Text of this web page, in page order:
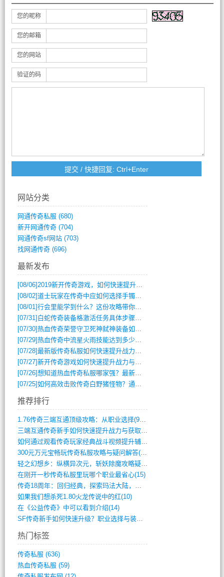
您的昵称
您的邮箱
您的网站
验证的码
网站分类
网通传奇私服 (680)
新开网通传奇(704)
网通传奇sf网站(703)
找网通传奇(696)
最新发布
[08/06]2019新开传奇游戏，如何快速提升角色等级？
[08/02]道士玩家在传奇中应如何选择手镯装备？
[08/01]行会里能学到什么？这份攻略带你全掌握
[07/31] 白蛇传奇装备格激活任务具体步骤是什么？如何完成？
[07/30]热血传奇荣誉守卫死神弑神装备如何获取与佩戴攻略？
[07/29]热血传奇中流星火雨技能达到多少级可以开始练装备？
[07/28]最新版传奇私服如何快速提升战力与获取稀有装备？
[07/27]新开传奇游戏如何快速提升战力与获取稀有装备？
[07/26]想知道热血传奇私服哪家强？最新排行榜攻略全解析
[07/25]如何高效击败传奇白野猪怪物？通关技巧全解析
推荐排行
1.76传奇三端互通顶级攻略：从职业选择(972)
三端互通传奇新手如何快速提升战力与获取稀(379)
如何通过观看传奇玩家经典战斗视频提升辅助(661)
300元万元宝畅玩传奇私服攻略与疑问解答(828)
轻之幻想乡：纵横异次元，斩妖除魔攻略疑云(404)
在刚开一秒传奇私服里玩哪个职业最省心(15)
传奇18周年：回归经典，探索玛法大陆，寻(798)
如果我们想杀死1.80火龙传说中的红(10)
在《公益传奇》中可以看到介绍(14)
SF传奇新手如何快速升级？职业选择与装备(711)
热门标签
传奇私服 (636)
热血传奇私服 (59)